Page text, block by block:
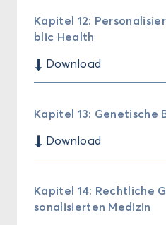
Ka­pi­tel 12:
blic Health
$ Down­load
Ka­pi­tel 13: Ge­ne­ti­sche
$ Down­load
Ka­pi­tel 14: Recht­li­che
so­na­li­sier­ten Me­di­zin